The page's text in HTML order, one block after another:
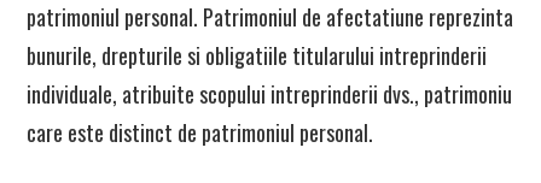
patrimoniul personal. Patrimoniul de afectatiune reprezinta
bunurile, drepturile si obligatiile titularului intreprinderii
individuale, atribuite scopului intreprinderii dvs., patrimoniu
care este distinct de patrimoniul personal.